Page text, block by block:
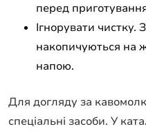
перед
Ігнорувати чистку.
накопичуються на
напою.
Для догляду за
спеціальні засоби. У